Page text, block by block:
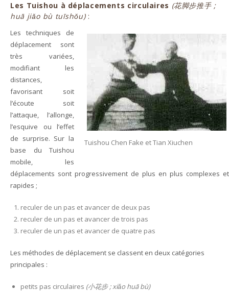
Les Tuishou à déplacements circulaires (花脚步推手 ;
huā jiǎo bù tuīshǒu):
Tuishou Chen Fake et Tian Xiuchen
Les techniques de
déplacement sont
très variées,
modifiant les
distances,
favorisant soit
l’écoute soit
l’attaque, l’allonge,
l’esquive ou l’effet
de surprise. Sur la
base du Tuishou
mobile, les
déplacements sont progressivement de plus en plus complexes et
rapides ;
reculer de un pas et avancer de deux pas
reculer de un pas et avancer de trois pas
reculer de un pas et avancer de quatre pas
Les méthodes de déplacement se classent en deux catégories
principales :
petits pas circulaires (小花步 ; xiǎo huā bù)